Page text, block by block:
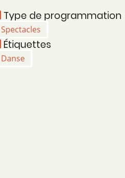
Type de programmation
Spectacles
Étiquettes
Danse